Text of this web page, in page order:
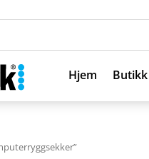
Hjem Butikk
Hjem Butikk